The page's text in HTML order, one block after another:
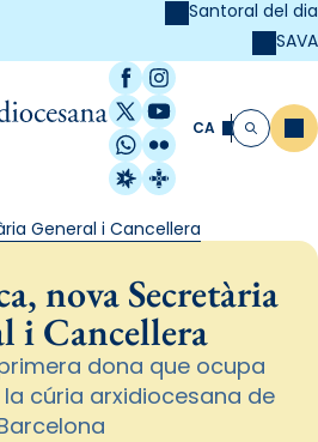
Santoral del dia
SAVA
Facebook
Instagram
X / Twitter
YouTube
WhatsApp
Flickr
Radio Estel
Catalunya
CA Cerca
General i Cancellera
nova Secretària
i Cancellera
dona que ocupa
cúria arxidiocesana de